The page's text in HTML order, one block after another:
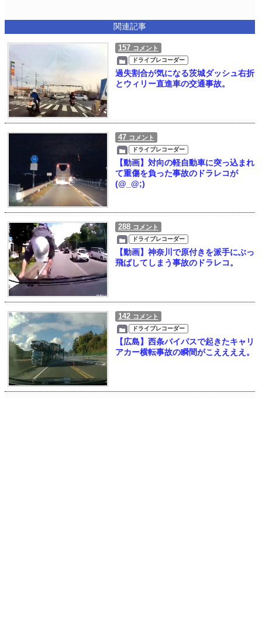
関連記事
157 コメント
ドライブレコーダー
過失割合が気になる茨城ダッシュ右折
とウィリー直進車の交通事故。
47 コメント
ドライブレコーダー
【動画】対向の軽自動車に突っ込まれ
て重傷を負った事故のドラレコが
(@_@;)
288 コメント
ドライブレコーダー
【動画】神奈川で原付きを派手にぶっ
飛ばしてしまう事故のドラレコ。
142 コメント
ドライブレコーダー
【広島】西条バイパスで起きたキャリ
アカー横転事故の瞬間がこええええ。